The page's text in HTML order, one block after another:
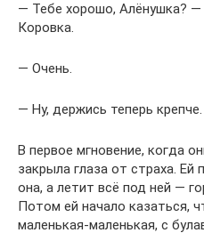
— Тебе хорошо, Алёнушка?
Коровка.
— Очень.
— Ну, держись теперь крепче.
В первое мгновение, когда
закрыла глаза от страха. Ей
она, а летит всё под ней —
Потом ей начало казаться,
маленькая-маленькая, с